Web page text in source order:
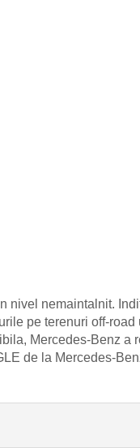
nivel nemaintalnit.
pe terenuri off-
Mercedes-Benz a
de la Mercedes-